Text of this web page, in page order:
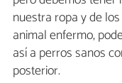
nuestra ropa y de
animal enfermo,
así a perros sanos
posterior.